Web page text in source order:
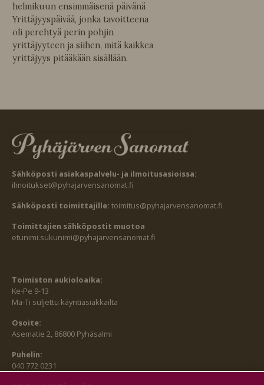
helmikuun ensimmäisenä päivänä
Yrittäjyyspäivää, jonka tavoitteena
oli perehtyä perin pohjin
yrittäjyyteen ja siihen, mitä kaikkea
yrittäjyys pitääkään sisällään.
Sähköposti asiakaspalvelu- ja ilmoitusasioissa:
ilmoitukset@pyhajarvensanomat.fi
Sähköposti toimittajille: toimitus@pyhajarvensanomat.fi
Toimittajien sähköpostit muotoa
etunimi.sukunimi@pyhajarvensanomat.fi
Toimiston aukioloaika:
Ke-Pe 9-13
Ma-Ti suljettu käyntiasiakkailta
Osoite:
Asematie 2, 86800 Pyhäsalmi
Puhelin:
040 772 0231